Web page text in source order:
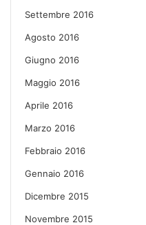
Settembre 2016
Agosto 2016
Giugno 2016
Maggio 2016
Aprile 2016
Marzo 2016
Febbraio 2016
Gennaio 2016
Dicembre 2015
Novembre 2015